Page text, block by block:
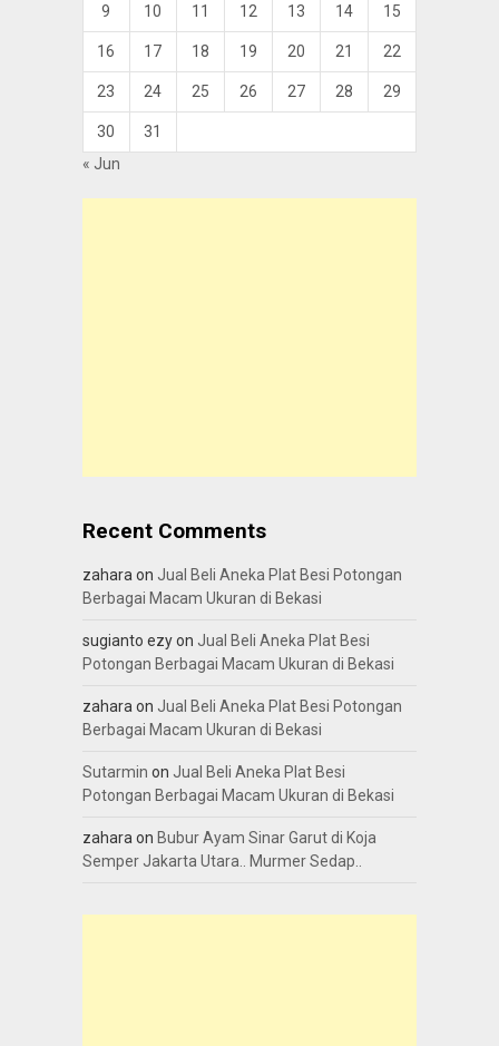
9 10 11 12 13 14 15
16 17 18 19 20 21 22
23 24 25 26 27 28 29
30
31
« Jun
Recent Comments
zahara on Jual Beli Aneka Plat Besi Potongan
Berbagai Macam Ukuran di Bekasi
sugianto ezyon Jual Beli Aneka Plat Besi
Potongan Berbagai Macam Ukuran di Bekasi
zahara on Jual Beli Aneka Plat Besi Potongan
Berbagai Macam Ukuran di Bekasi
Sutarmin on Jual Beli Aneka Plat Besi
Potongan Berbagai Macam Ukuran di Bekasi
zahara on Bubur Ayam Sinar Garut di Koja
Semper Jakarta Utara.. Murmer Sedap..